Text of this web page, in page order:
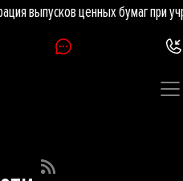
выпусков ценных бумаг при